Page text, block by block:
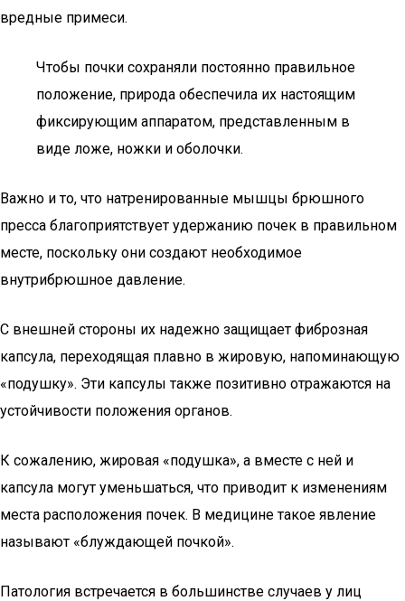
вредные примеси.
Чтобы почки сохраняли постоянно правильное
положение, природа обеспечила их настоящим
фиксирующим аппаратом, представленным в
виде ложе, ножки и оболочки.
Важно и то, что натренированные мышцы брюшного
пресса благоприятствует удержанию почек в правильном
месте, поскольку они создают необходимое
внутрибрюшное давление.
С внешней стороны их надежно защищает фиброзная
капсула, переходящая плавно в жировую, напоминающую
«подушку». Эти капсулы также позитивно отражаются на
устойчивости положения органов.
К сожалению, жировая «подушка», а вместе с ней и
капсула могут уменьшаться, что приводит к изменениям
места расположения почек. В медицине такое явление
называют «блуждающей почкой».
Патология встречается в большинстве случаев у лиц